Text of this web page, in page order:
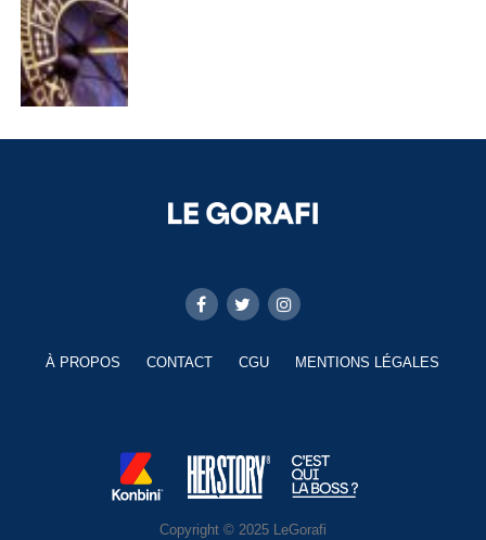
À PROPOS CONTACT CGU MENTIONS LÉGALES
Copyright © 2025 LeGorafi